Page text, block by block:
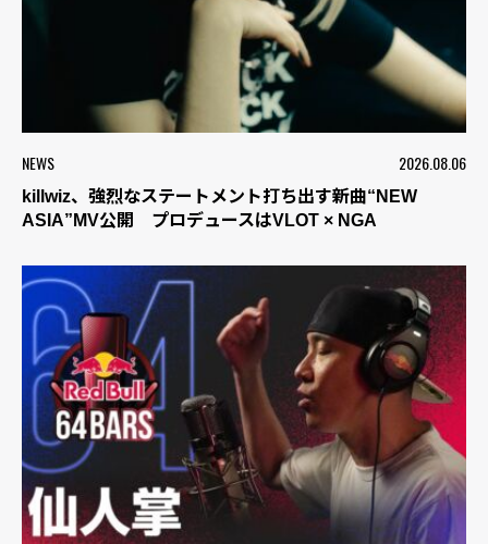
NEWS 2026.08.06
killwiz、強烈なステートメント打ち出す新曲“NEW
ASIA”MV公開 プロデュースはVLOT × NGA